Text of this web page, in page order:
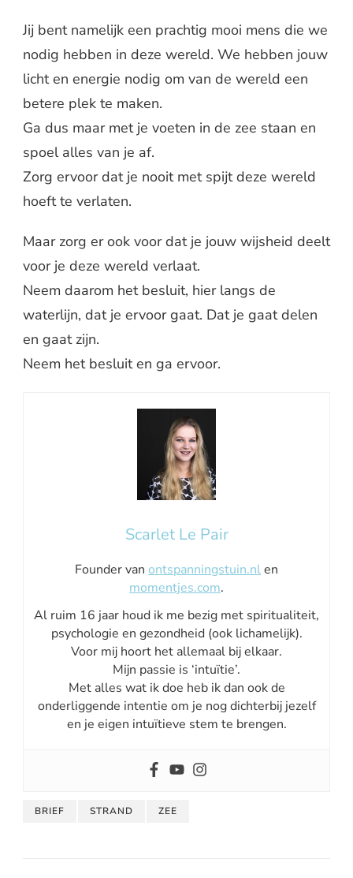
Jij bent namelijk een prachtig mooi mens die we
nodig hebben in deze wereld. We hebben jouw
licht en energie nodig om van de wereld een
betere plek te maken.
Ga dus maar met je voeten in de zee staan en
spoel alles van je af.
Zorg ervoor dat je nooit met spijt deze wereld
hoeft te verlaten.
Maar zorg er ook voor dat je jouw wijsheid deelt
voor je deze wereld verlaat.
Neem daarom het besluit, hier langs de
waterlijn, dat je ervoor gaat. Dat je gaat delen
en gaat zijn.
Neem het besluit en ga ervoor.
Scarlet Le Pair
Founder van ontspanningstuin.nlen
momentjes.com.
Al ruim 16 jaar houd ik me bezig met spiritualiteit,
psychologie en gezondheid (ook lichamelijk).
Voor mij hoort het allemaal bij elkaar.
Mijn passie is ‘intuïtie’.
Met alles wat ik doe heb ik dan ook de
onderliggende intentie om je nog dichterbij jezelf
en je eigen intuïtieve stem te brengen.
BRIEF STRAND ZEE